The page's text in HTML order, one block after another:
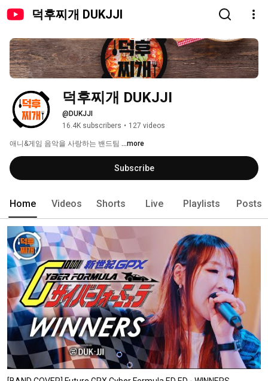
덕후찌개 DUKJJI
덕후찌개 DUKJJI
@DUKJJI
16.4K subscribers • 127 videos
애니&게임 음악을 사랑하는 밴드팀 ...more
Subscribe
Home Videos Shorts Live Playlists Posts